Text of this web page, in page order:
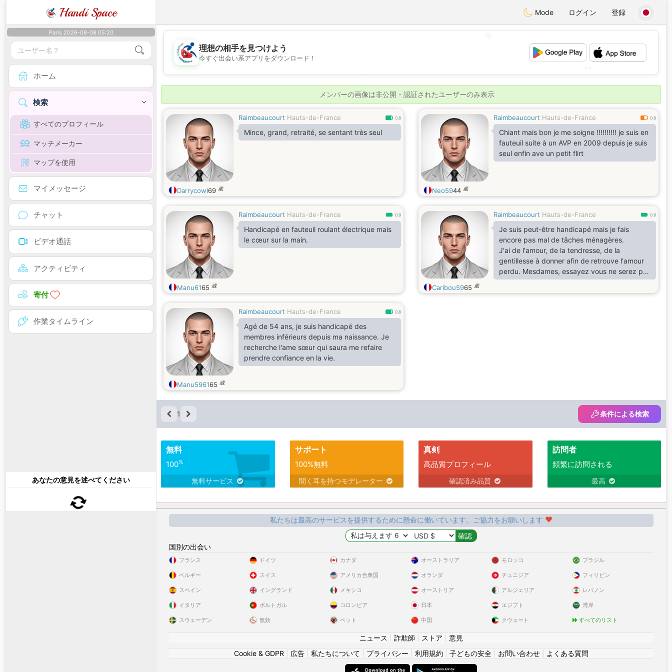
Handi Space Mode ログイン 登録
Paris 2026-08-08 05:20
ホーム
検索
すべてのプロフィール
マッチメーカー
マップを使用
マイメッセージ
チャット
ビデオ通話
アクティビティ
寄付
作業タイムライン
あなたの意見を述べてください
💖
💕
理想の相手を見つけよう
今すぐ出会い系アプリをダウンロード！
メンバーの画像は非公開 - 認証されたユーザーのみ表示
Raimbeaucourt Hauts-de-France 0.8
Mince, grand, retraité, se sentant très seul
Darrycowl69 歳
Raimbeaucourt Hauts-de-France 0.6
Chiant mais bon je me soigne !!!!!!!!!! je suis en
fauteuil suite à un AVP en 2009 depuis je suis
seul enfin ave un petit flirt
Neo5944 歳
Raimbeaucourt Hauts-de-France 0.9
Handicapé en fauteuil roulant électrique mais
le cœur sur la main.
Manu6165 歳
Raimbeaucourt Hauts-de-France 0.9
Je suis peut-être handicapé mais je fais
encore pas mal de tâches ménagères.
J'ai de l'amour, de la tendresse, de la
gentillesse à donner afin de retrouve l'amour
perdu. Mesdames, essayez vous ne serez pas
déçues.
Caribou5965 歳
Raimbeaucourt Hauts-de-France 0.8
Agé de 54 ans, je suis handicapé des
membres inférieurs depuis ma naissance. Je
recherche l'ame sœur qui saura me refaire
prendre confiance en la vie.
Manu596165 歳
1 条件による検索
無料
100%
無料サービス
サポート
100%無料
聞く耳を持つモデレーター
真剣
高品質プロフィール
確認済み品質
訪問者
頻繁に訪問される
最高
私たちは最高のサービスを提供するために懸命に働いています。ご協力をお願いします
国別の出会い
フランス
ベルギー
スペイン
イタリア
スウェーデン
ドイツ
スイス
イングランド
ポルトガル
無効
カナダ
アメリカ合衆国
メキシコ
コロンビア
ペット
オーストラリア
オランダ
オーストリア
日本
中国
モロッコ
チュニジア
アルジェリア
エジプト
クウェート
ブラジル
フィリピン
レバノン
湾岸
すべてのリスト
ニュース 詐欺師 ストア
意見
Cookie & GDPR
広告| 私たちについて プライバシー 利用規約 子どもの安全| お問い合わせ| よくある質問